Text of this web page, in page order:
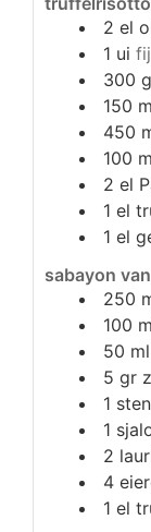
2 el
1 ui
300
150
450
100
2 el
1 el
1 el
sabayon
250
100
50 ml
5 gr
1
1
2
4
1 el